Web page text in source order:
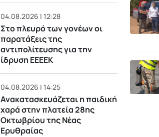
04.08.2026 | 12:28
Στο πλευρό των γονέων οι
παρατάξεις της
αντιπολίτευσης για την
ίδρυση ΕΕΕΕΚ
04.08.2026 | 14:25
Ανακατασκευάζεται η παιδική
χαρά στην πλατεία 28ης
Οκτωβρίου της Νέας
Ερυθραίας